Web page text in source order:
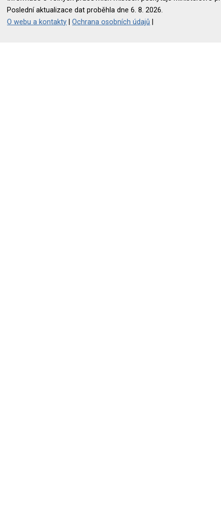
Poslední aktualizace dat proběhla dne 6. 8. 2026.
O webu a kontakty |Ochrana osobních údajů